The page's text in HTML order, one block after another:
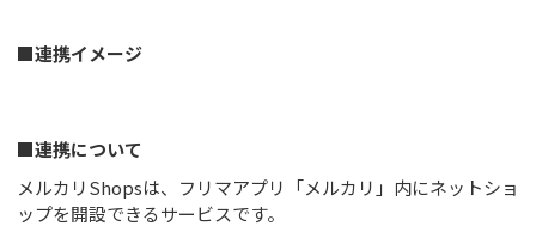
■連携イメージ
■連携について
メルカリShopsは、フリマアプリ「メルカリ」内にネットショ
ップを開設できるサービスです。